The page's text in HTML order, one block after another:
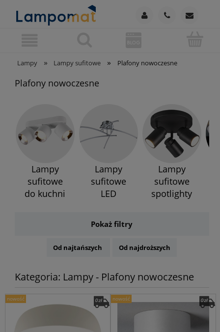
Lampy » Lampy sufitowe » Plafony nowoczesne
Plafony nowoczesne
Lampy
sufitowe
do kuchni
Lampy
sufitowe
LED
Lampy
sufitowe
spotlighty
Pokaż filtry
Od najtańszych Od najdroższych
Kategoria: Lampy - Plafony nowoczesne
nowość nowość